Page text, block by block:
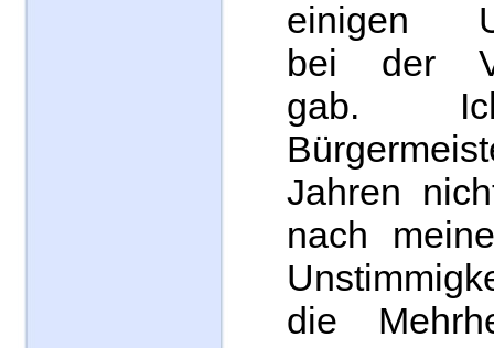
einigen
bei der
gab.
Jahren
nach
die